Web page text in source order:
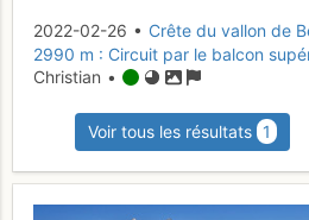
2022-02-26 • Crête du vallon de
2990 m : Circuit par le balcon
Christian •
Voir tous les résultats 1